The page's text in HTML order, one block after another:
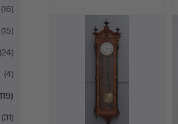
(16)
(15)
(24)
(4)
(31)